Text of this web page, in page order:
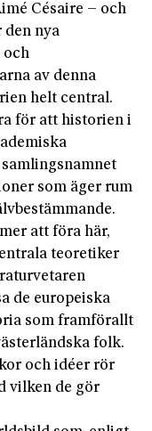
Césaire – och
den nya
och
av denna
helt central.
för att historien i
som äger rum
att föra här,
teoretiker
de europeiska
som framförallt
folk.
och idéer rör
vilken de gör